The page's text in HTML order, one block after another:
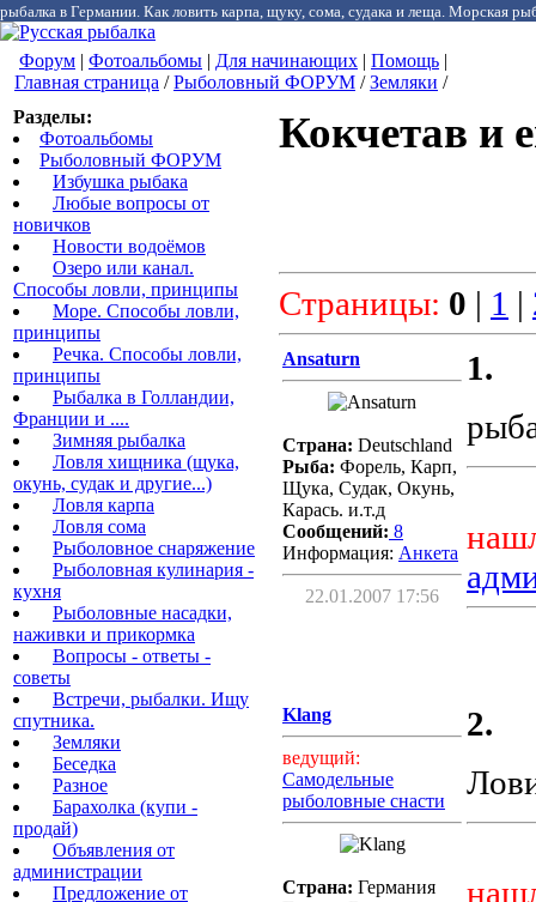
рыбалка в Германии. Как ловить карпа, щуку, сома, судака и леща. Морская
Форум | Фотоальбомы | Для начинающих | Помощь |
Главная страница /Рыболовный ФОРУМ /Земляки /
Разделы:
Фотоальбомы
Рыболовный ФОРУМ
Избушка рыбака
Любые вопросы от
новичков
Новости водоёмов
Озеро или канал.
Способы ловли, принципы
Море. Способы ловли,
принципы
Речка. Способы ловли,
принципы
Рыбалка в Голландии,
Франции и ....
Зимняя рыбалка
Ловля хищника (щука,
окунь, судак и другие...)
Ловля карпа
Ловля сома
Рыболовное снаряжение
Рыболовная кулинария -
кухня
Рыболовные насадки,
наживки и прикормка
Вопросы - ответы -
советы
Встречи, рыбалки. Ищу
спутника.
Земляки
Беседка
Разное
Барахолка (купи -
продай)
Объявления от
администрации
Предложение от
Кокчетав и
Страницы: 0 | 1 |
Ansaturn
Страна: Deutschland
Рыба: Форель, Карп,
Щука, Судак, Окунь,
Карась. и.т.д
Сообщений: 8
Информация: Aнкета
22.01.2007 17:56
1.
Klang
ведущий:
Самодельные
рыболовные снасти
Страна: Германия
2.